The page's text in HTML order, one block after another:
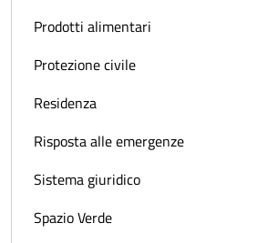
Prodotti alimentari
Protezione civile
Residenza
Risposta alle emergenze
Sistema giuridico
Spazio Verde